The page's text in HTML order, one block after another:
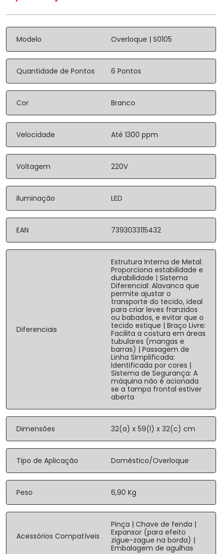
Modelo Overloque | S0105
Quantidade de Pontos 6 Pontos
Cor Branco
Velocidade Até 1300 ppm
Voltagem 220V
Iluminação LED
EAN 7393033115432
Diferenciais
Estrutura Interna de Metal:
Proporciona estabilidade e
durabilidade | Sistema
Diferencial: Alavanca que
permite ajustar o
transporte do tecido, ideal
para criar leves franzidos
ou babados, e evitar que o
tecido estique | Braço Livre:
Facilita a costura em áreas
tubulares (mangas e
barras) | Passagem de
Linha Simplificada:
Identificada por cores |
Sistema de Segurança: A
máquina não é acionada
se a tampa frontal estiver
aberta
Dimensões 32(a) x 59(l) x 32(c) cm
Tipo de Aplicação Doméstico/Overloque
Peso 6,90 Kg
Acessórios Compatíveis
Pinça | Chave de fenda |
Expansor (para efeito
zigue-zague na borda) |
Embalagem de agulhas